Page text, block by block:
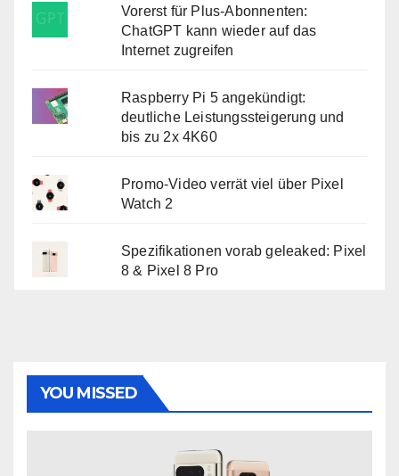
Vorerst für Plus-Abonnenten:
ChatGPT kann wieder auf das
Internet zugreifen
Raspberry Pi 5 angekündigt:
deutliche Leistungssteigerung und
bis zu 2x 4K60
Promo-Video verrät viel über Pixel
Watch 2
Spezifikationen vorab geleaked: Pixel
8 & Pixel 8 Pro
YOU MISSED